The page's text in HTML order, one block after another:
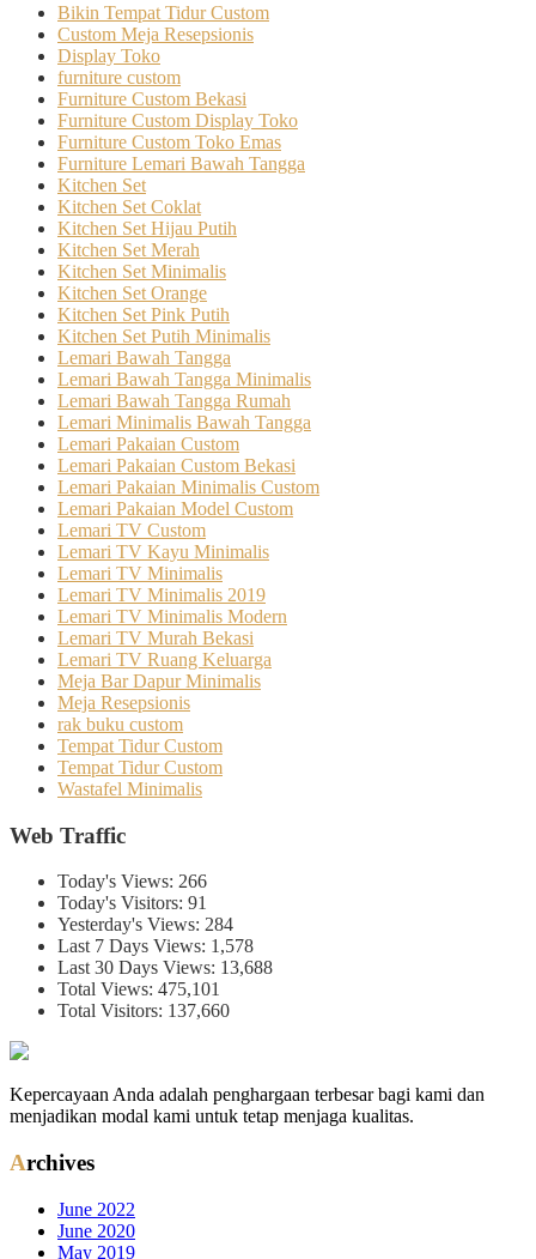
Bikin Tempat Tidur Custom
Custom Meja Resepsionis
Display Toko
furniture custom
Furniture Custom Bekasi
Furniture Custom Display Toko
Furniture Custom Toko Emas
Furniture Lemari Bawah Tangga
Kitchen Set
Kitchen Set Coklat
Kitchen Set Hijau Putih
Kitchen Set Merah
Kitchen Set Minimalis
Kitchen Set Orange
Kitchen Set Pink Putih
Kitchen Set Putih Minimalis
Lemari Bawah Tangga
Lemari Bawah Tangga Minimalis
Lemari Bawah Tangga Rumah
Lemari Minimalis Bawah Tangga
Lemari Pakaian Custom
Lemari Pakaian Custom Bekasi
Lemari Pakaian Minimalis Custom
Lemari Pakaian Model Custom
Lemari TV Custom
Lemari TV Kayu Minimalis
Lemari TV Minimalis
Lemari TV Minimalis 2019
Lemari TV Minimalis Modern
Lemari TV Murah Bekasi
Lemari TV Ruang Keluarga
Meja Bar Dapur Minimalis
Meja Resepsionis
rak buku custom
Tempat Tidur Custom
Tempat Tidur Custom
Wastafel Minimalis
Web Traffic
Today's Views: 266
Today's Visitors: 91
Yesterday's Views: 284
Last 7 Days Views: 1,578
Last 30 Days Views: 13,688
Total Views: 475,101
Total Visitors: 137,660
Kepercayaan Anda adalah penghargaan terbesar bagi kami dan
menjadikan modal kami untuk tetap menjaga kualitas.
Archives
June 2022
June 2020
May 2019